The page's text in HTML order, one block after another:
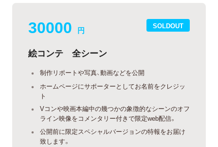
SOLDOUT
30000 円
絵コンテ 全シーン
制作リポートや写真、動画などを公開
ホームページにサポーターとしてお名前をクレジッ
ト
Vコンや映画本編中の幾つかの象徴的なシーンのオフ
ライン映像をコメンタリー付きで限定web配信。
公開前に限定スペシャルバージョンの特報をお届け
致します。